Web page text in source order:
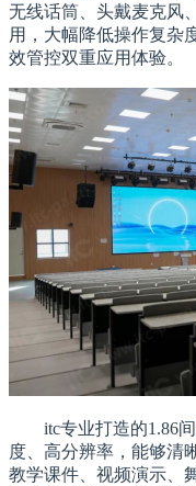
无线话筒、头戴麦克风
用，大幅降低操作复杂
效管控双重应用体验。
itc专业打造的1.86
度、高分辨率，能够清
教学课件、视频演示、